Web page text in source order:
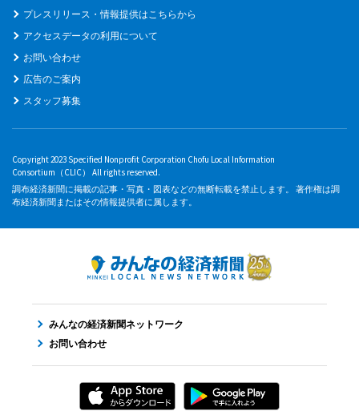
プレスリリース・情報提供はこちらから
アクセスデータの利用について
お問い合わせ
広告のご案内
スタッフ募集
Copyright 2023 Specified Nonprofit Corporation Chofu Local Information
Consortium（CLIC） All rights reserved.
調布経済新聞に掲載の記事・写真・図表などの無断転載を禁止します。 著作権は調
布経済新聞またはその情報提供者に属します。
みんなの経済新聞ネットワーク
お問い合わせ